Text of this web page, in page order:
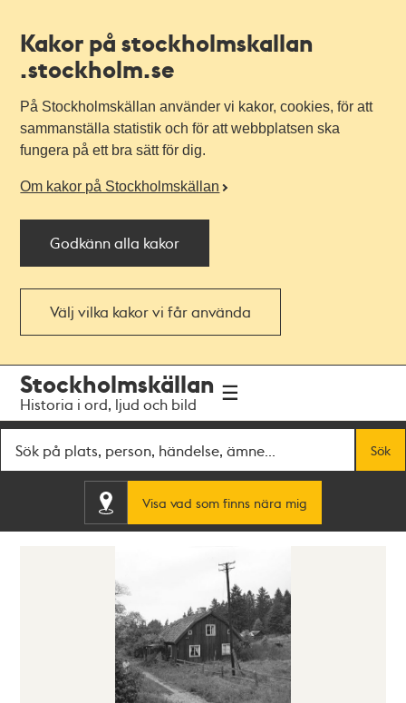
Kakor på stockholmskallan
.stockholm.se
På Stockholmskällan använder vi kakor, cookies, för att
sammanställa statistik och för att webbplatsen ska
fungera på ett bra sätt för dig.
Om kakor på Stockholmskällan
Godkänn alla kakor
Välj vilka kakor vi får använda
navigationen
huvudinnehållet
Stockholmskällan
Historia i ord, ljud och bild
Sök
Visa vad som finns nära mig